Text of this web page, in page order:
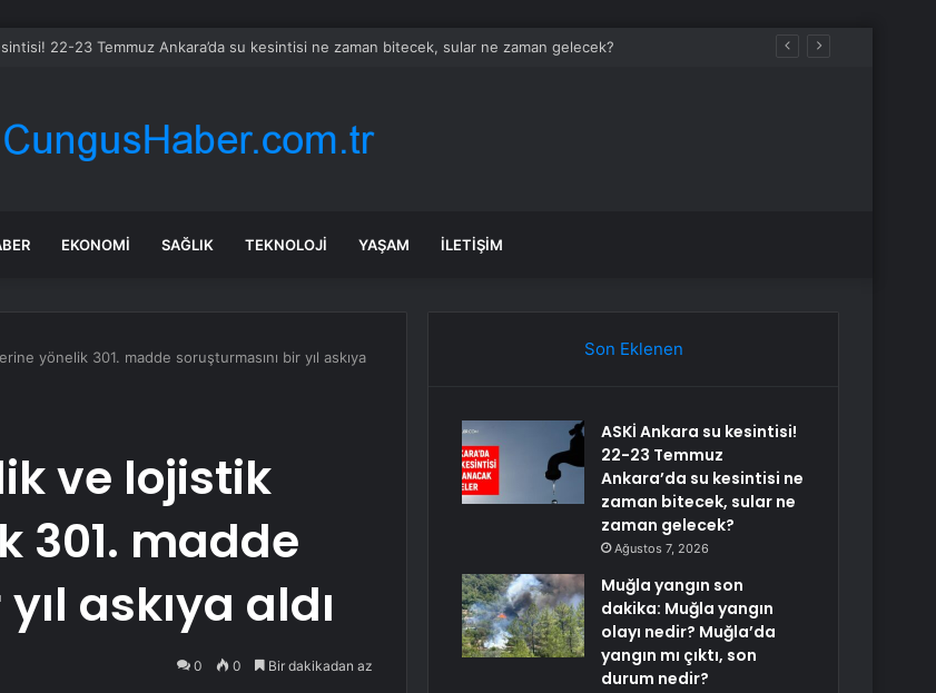
22-23 Temmuz Ankara’da su kesintisi ne zaman bitecek, sular ne zaman gelecek?
EKONOMI SAĞLIK TEKNOLOJI YAŞAM İLETIŞIM
yönelik 301. madde soruşturmasını bir yıl askıya
ve lojistik
301. madde
askıya aldı
0 0 Bir dakikadan az
Son Eklenen
ASKİ Ankara su kesintisi!
22-23 Temmuz
Ankara’da su kesintisi ne
zaman bitecek, sular ne
zaman gelecek?
Ağustos 7, 2026
Muğla yangın son
dakika: Muğla yangın
olayı nedir? Muğla’da
yangın mı çıktı, son
durum nedir?